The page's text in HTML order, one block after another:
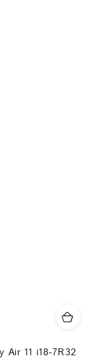
Air 11 i18-7R32